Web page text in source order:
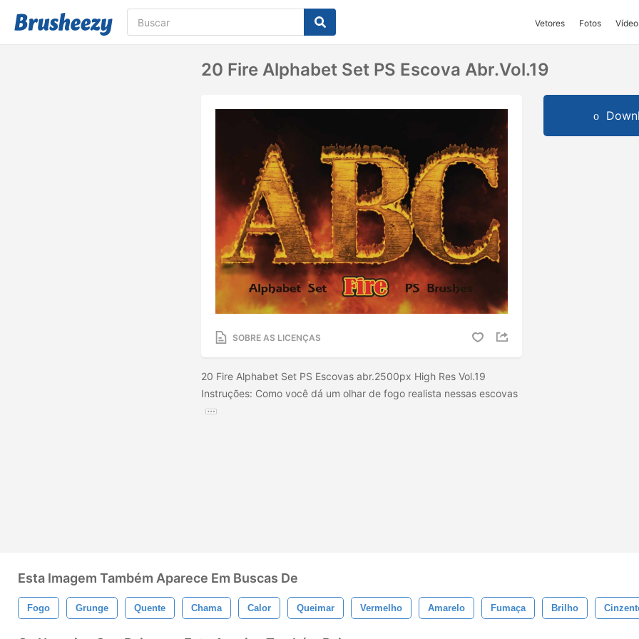
Vetores Fotos Vídeo
20 Fire Alphabet Set PS Escova Abr.Vol.19
SOBRE AS LICENÇAS
20 Fire Alphabet Set PS Escovas abr.2500px High Res Vol.19
Instruções: Como você dá um olhar de fogo realista nessas escovas
Esta Imagem Também Aparece Em Buscas De
Fogo Grunge Quente Chama Calor Queimar Vermelho Amarelo Fumaça Brilho